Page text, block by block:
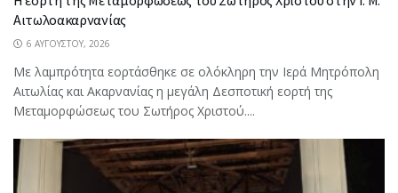
Αιτωλοακαρνανίας
6 ΑΥΓΟΎΣΤΟΥ, 2026
Με λαμπρότητα εορτάσθηκε σε ολόκληρη την Ιερά Μητρόπολη
Αιτωλίας και Ακαρνανίας η μεγάλη Δεσποτική εορτή της
Μεταμορφώσεως του Σωτήρος Χριστού....